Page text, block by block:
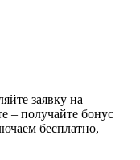
заявку на
– получайте бонус
бесплатно,